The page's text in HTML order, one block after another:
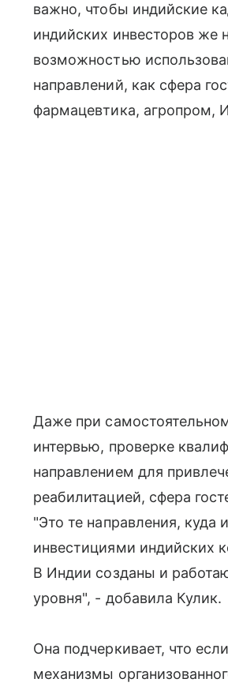
важно, чтобы индийские
индийских инвесторов же
возможностью
направлений, как сфера
фармацевтика, агропром,
Даже при
интервью, проверке
направлением для
реабилитацией, сфера
"Это те направления, куда
инвестициями индийских
В Индии созданы и
уровня", - добавила Кулик.
Она подчеркивает, что
механизмы